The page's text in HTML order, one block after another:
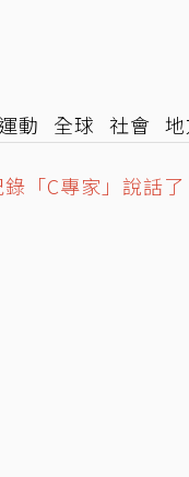
運動 全球 社會
「C專家」說話
喊卡！竹科青年